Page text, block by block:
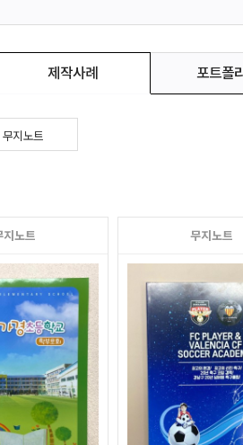
제작사례 포트폴
무지노트
지노트 무지노트